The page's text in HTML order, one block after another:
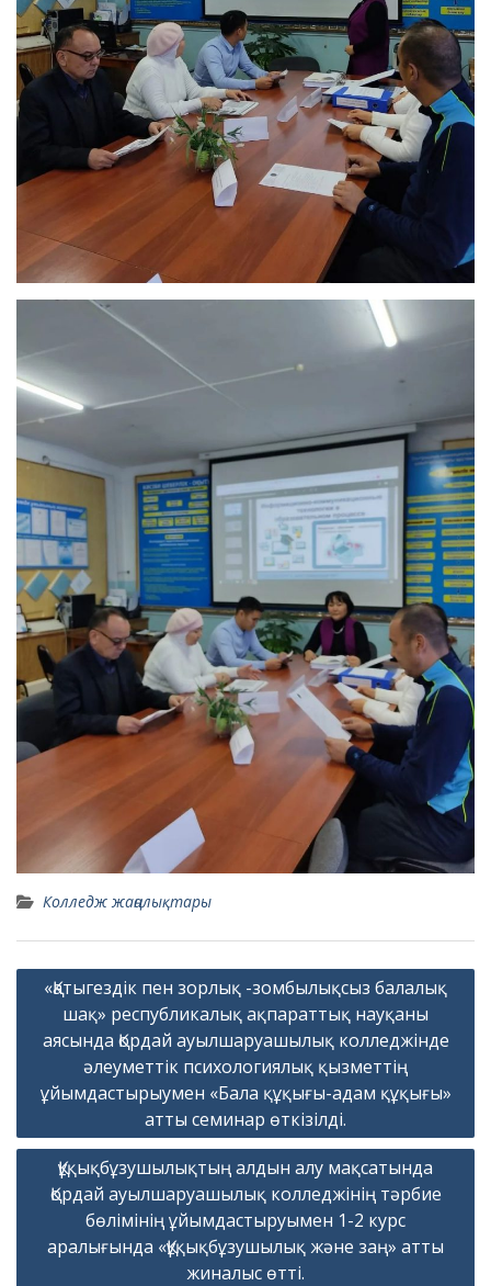
Колледж жаңалықтары
Навигация
записям
«Қатыгездік пен зорлық -зомбылықсыз балалық
шақ» республикалық ақпараттық науқаны
аясында Қордай ауылшаруашылық колледжінде
әлеуметтік психологиялық қызметтің
ұйымдастырыумен «Бала құқығы-адам құқығы»
атты семинар өткізілді.
Құқықбұзушылықтың алдын алу мақсатында
Қордай ауылшаруашылық колледжінің тәрбие
бөлімінің ұйымдастыруымен 1-2 курс
аралығында «Құқықбұзушылық және заң» атты
жиналыс өтті.